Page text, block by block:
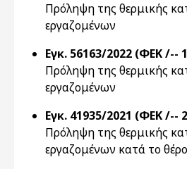
Πρόληψη της θερμικής
εργαζομένων
Εγκ. 56163/2022 (ΦΕΚ /--
Πρόληψη της θερμικής
εργαζομένων
Εγκ. 41935/2021 (ΦΕΚ /--
Πρόληψη της θερμικής
εργαζομένων κατά το